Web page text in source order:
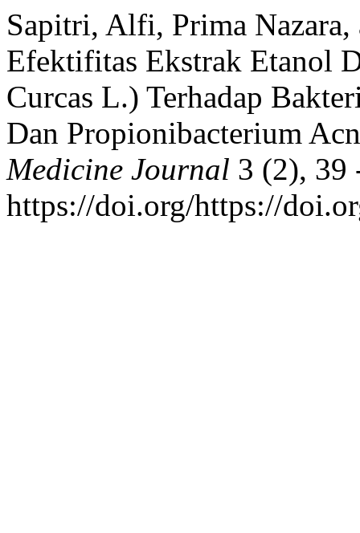
Sapitri, Alfi, Prima
Efektifitas Ekstrak Etanol
Curcas L.) Terhadap
Dan Propionibacterium
Medicine Journal 3 (2), 39
https://doi.org/https://